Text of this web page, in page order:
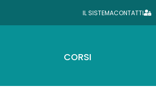
IL SISTEMACONTATTI
CORSI